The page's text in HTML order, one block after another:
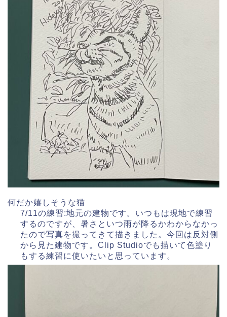
何だか嬉しそうな猫
7/11の練習:地元の建物です。いつもは現地で練習
するのですが、暑さといつ雨が降るかわからなかっ
たので写真を撮ってきて描きました。今回は反対側
から見た建物です。Clip Studioでも描いて色塗り
もする練習に使いたいと思っています。